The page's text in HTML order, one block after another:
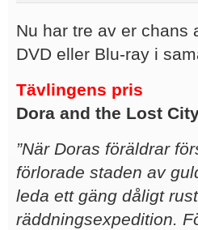
Nu har tre av er chans
DVD eller Blu-ray i
Tävlingens pris
Dora and the Lost
”När Doras föräldrar
förlorade staden av
leda ett gäng dåligt
räddningsexpedition.